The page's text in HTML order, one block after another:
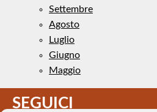
Settembre
Agosto
Luglio
Giugno
Maggio
SEGUICI